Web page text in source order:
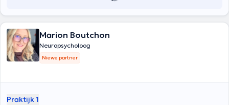
Marion Boutchon
Neuropsycholoog
Niewe partner
Praktijk 1